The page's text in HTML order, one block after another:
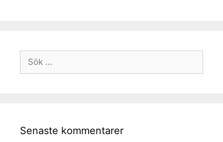
Senaste kommentarer